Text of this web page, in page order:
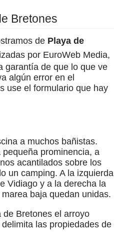
Bretones
de Playa de
por EuroWeb Media,
garantía de que lo que ve
algún error en el
use el formulario que hay
a muchos bañistas.
prominencia, a
acantilados sobre los
un camping. A la izquierda
Vidiago y a la derecha la
baja quedan unidas.
de Bretones el arroyo
las propiedades de